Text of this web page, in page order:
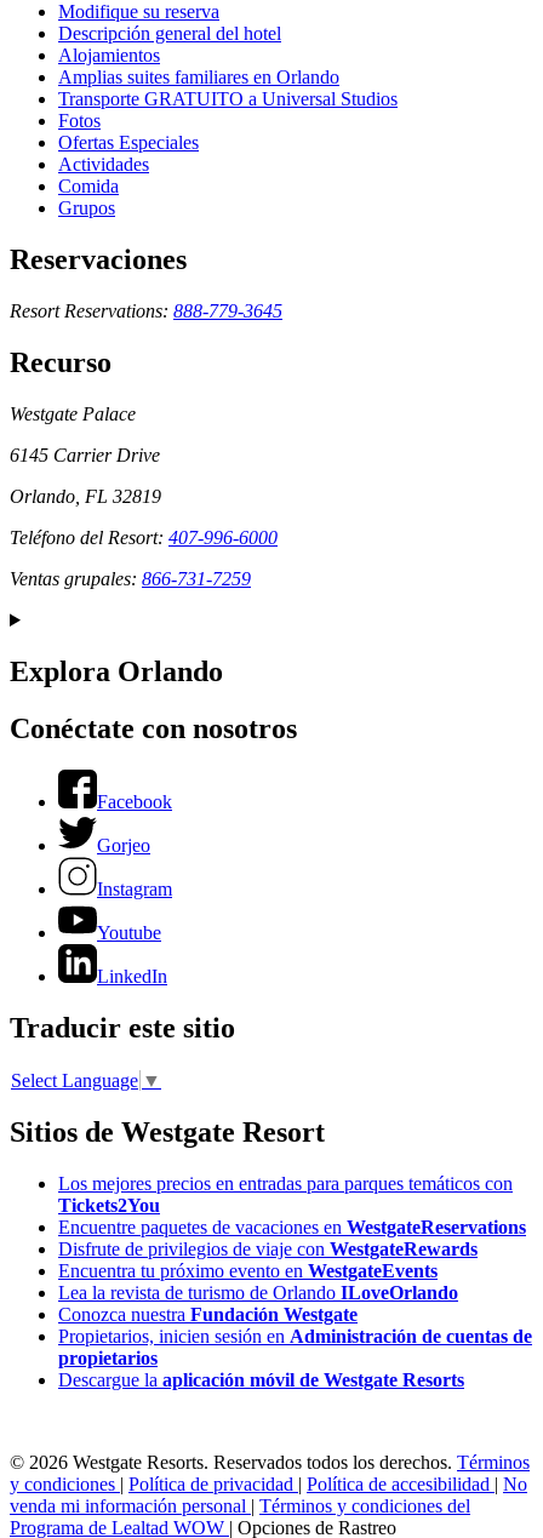
Modifique su reserva
Descripción general del hotel
Alojamientos
Amplias suites familiares en Orlando
Transporte GRATUITO a Universal Studios
Fotos
Ofertas Especiales
Actividades
Comida
Grupos
Reservaciones
Resort Reservations: 888-779-3645
Recurso
Westgate Palace
6145 Carrier Drive
Orlando, FL 32819
Teléfono del Resort: 407-996-6000
Ventas grupales: 866-731-7259
Explora Orlando
Conéctate con nosotros
Facebook
Gorjeo
Instagram
Youtube
LinkedIn
Traducir este sitio
Select Language ▼
Sitios de Westgate Resort
Los mejores precios en entradas para parques temáticos con
Tickets2You
Encuentre paquetes de vacaciones en WestgateReservations
Disfrute de privilegios de viaje con WestgateRewards
Encuentra tu próximo evento en WestgateEvents
Lea la revista de turismo de Orlando ILoveOrlando
Conozca nuestra Fundación Westgate
Propietarios, inicien sesión en Administración de cuentas de
propietarios
Descargue la aplicación móvil de Westgate Resorts
© 2026 Westgate Resorts. Reservados todos los derechos. Términos
y condiciones | Política de privacidad | Política de accesibilidad | No
venda mi información personal | Términos y condiciones del
Programa de Lealtad WOW | Opciones de Rastreo